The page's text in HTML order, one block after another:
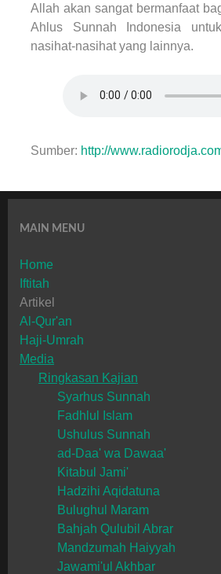
Allah akan sangat bermanfaat
Ahlus Sunnah Indonesia
nasihat-nasihat yang lainnya.
Sumber: http://
MAIN MENU
Home
Iftitah
Artikel
Al-Qur'an
Haji-Umrah
Media
Ringkasan Kajian
Syarhus Sunnah
Fadhlul Islam
Ushulus Sunnah
ad-Daa' wa Dawaa'
Kitabul Jami'
Hadzihi Aqidatuna
Bulughul Maram
Bahjah Qulubil Abrar
Mandzumah Haiyyah
Jawami'ul Akhbar